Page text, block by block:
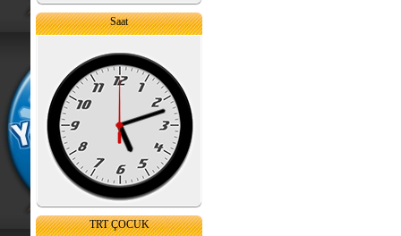
Saat
TRT ÇOCUK